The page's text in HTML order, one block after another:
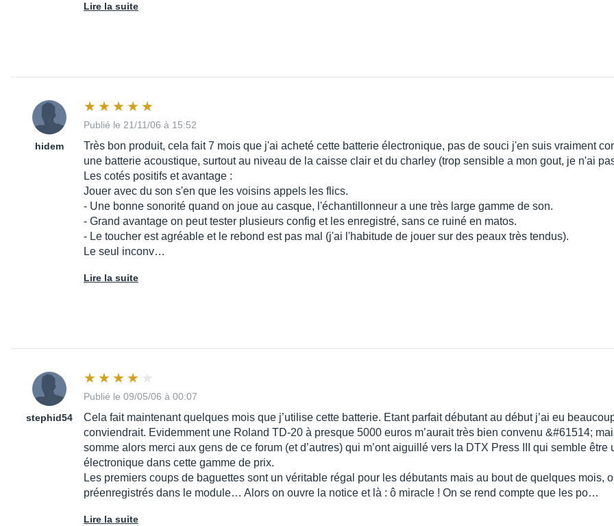
Lire la suite
hidem
Publié le 21/11/06 à 15:52
Très bon produit, cela fait 7 mois que j'ai acheté cette batterie électronique, pas de souci j'en suis vraiment
une batterie acoustique, surtout au niveau de la caisse clair et du charley (trop sensible a mon gout, je n'ai
Les cotés positifs et avantage :
Jouer avec du son s'en que les voisins appels les flics.
- Une bonne sonorité quand on joue au casque, l'échantillonneur a une très large gamme de son.
- Grand avantage on peut tester plusieurs config et les enregistré, sans ce ruiné en matos.
- Le toucher est agréable et le rebond est pas mal (j'ai l'habitude de jouer sur des peaux très tendus).
Le seul inconv…
Lire la suite
stephid54
Publié le 09/05/06 à 00:07
Cela fait maintenant quelques mois que j’utilise cette batterie. Etant parfait débutant au début j’ai eu
conviendrait. Evidemment une Roland TD-20 à presque 5000 euros m’aurait très bien convenu &#61514;
somme alors merci aux gens de ce forum (et d’autres) qui m’ont aiguillé vers la DTX Press III qui semble
électronique dans cette gamme de prix.
Les premiers coups de baguettes sont un véritable régal pour les débutants mais au bout de quelques mois,
préenregistrés dans le module… Alors on ouvre la notice et là : ô miracle ! On se rend compte que les po…
Lire la suite